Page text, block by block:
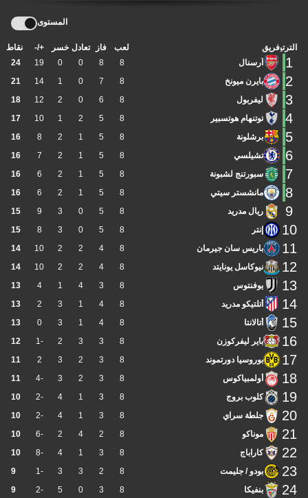
المستوى
الترتيبفريق لعب فاز تعادل خسر +/- نقاط
1 آرسنال 8
8
0
0
19
24
2 بايرن ميونخ 8
7
0
1
14
21
3 ليفربول 8
6
0
2
12
18
4 توتنهام هوتسبير 8
5
2
1
10
17
5 برشلونة 8
5
1
2
8
16
6 تشيلسي 8
5
1
2
7
16
7 سبورتنج لشبونة 8
5
1
2
6
16
8 مانشستر سيتي 8
5
1
2
6
16
9 ريال مدريد 8
5
0
3
9
15
10 إنتر 8
5
0
3
8
15
11 باريس سان جيرمان 8
4
2
2
10
14
12 نيوكاسل يونايتد 8
4
2
2
10
14
13 يوفنتوس 8
3
4
1
4
13
14 أتلتيكو مدريد 8
4
1
3
2
13
15 أتالانتا 8
4
1
3
0
13
16 باير ليفركوزن 8
3
3
2
-1
12
17 بوروسيا دورتموند 8
3
2
3
2
11
18 أولمبياكوس 8
3
2
3
-4
11
19 كلوب بروج 8
3
1
4
-2
10
20 جلطة سراي 8
3
1
4
-2
10
21 موناكو 8
2
4
2
-6
10
22 كاراباج 8
3
1
4
-8
10
23 بودو / جليمت 8
2
3
3
-1
9
24 بنفيكا 8
3
0
5
-2
9